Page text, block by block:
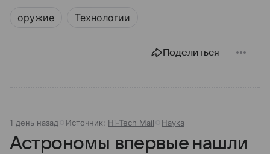
оружие Технологии
Поделиться
1 день назад Источник: Hi-Tech Mail Наука
Астрономы впервые нашли